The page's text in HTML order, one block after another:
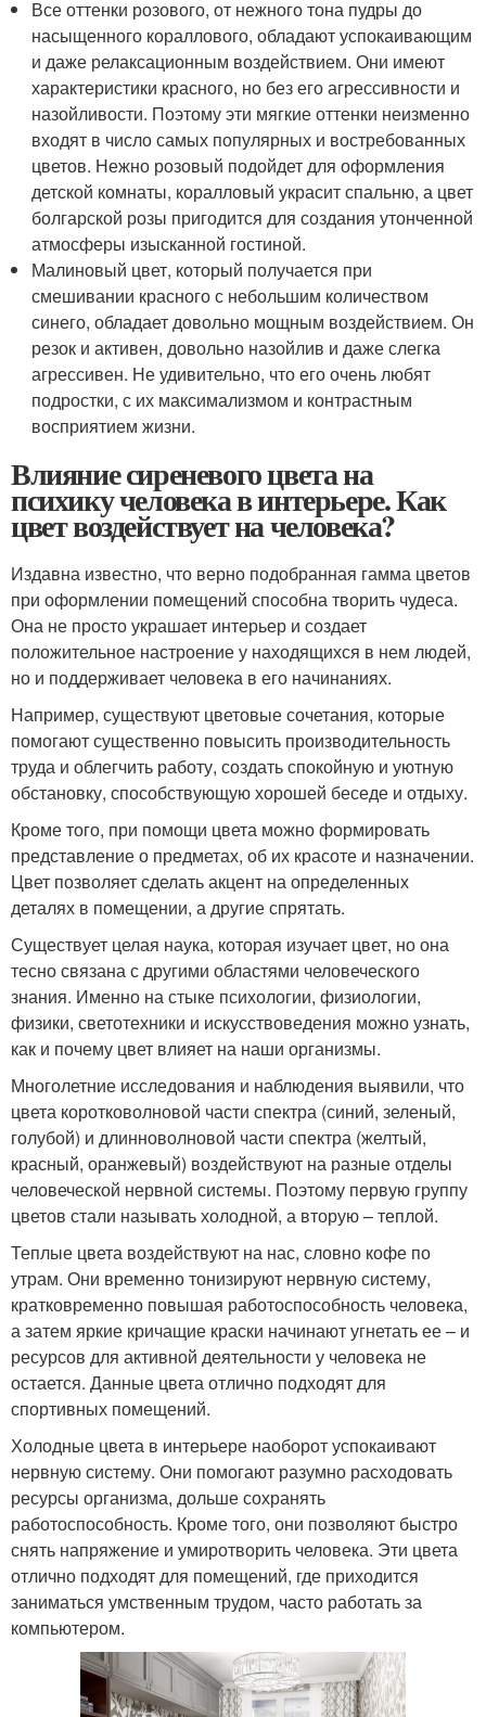
Все оттенки розового, от нежного тона пудры до
насыщенного кораллового, обладают успокаивающим
и даже релаксационным воздействием. Они имеют
характеристики красного, но без его агрессивности и
назойливости. Поэтому эти мягкие оттенки неизменно
входят в число самых популярных и востребованных
цветов. Нежно розовый подойдет для оформления
детской комнаты, коралловый украсит спальню, а цвет
болгарской розы пригодится для создания утонченной
атмосферы изысканной гостиной.
Малиновый цвет, который получается при
смешивании красного с небольшим количеством
синего, обладает довольно мощным воздействием. Он
резок и активен, довольно назойлив и даже слегка
агрессивен. Не удивительно, что его очень любят
подростки, с их максимализмом и контрастным
восприятием жизни.
Влияние сиреневого цвета на
психику человека в интерьере. Как
цвет воздействует на человека?
Издавна известно, что верно подобранная гамма цветов
при оформлении помещений способна творить чудеса.
Она не просто украшает интерьер и создает
положительное настроение у находящихся в нем людей,
но и поддерживает человека в его начинаниях.
Например, существуют цветовые сочетания, которые
помогают существенно повысить производительность
труда и облегчить работу, создать спокойную и уютную
обстановку, способствующую хорошей беседе и отдыху.
Кроме того, при помощи цвета можно формировать
представление о предметах, об их красоте и назначении.
Цвет позволяет сделать акцент на определенных
деталях в помещении, а другие спрятать.
Существует целая наука, которая изучает цвет, но она
тесно связана с другими областями человеческого
знания. Именно на стыке психологии, физиологии,
физики, светотехники и искусствоведения можно узнать,
как и почему цвет влияет на наши организмы.
Многолетние исследования и наблюдения выявили, что
цвета коротковолновой части спектра (синий, зеленый,
голубой) и длинноволновой части спектра (желтый,
красный, оранжевый) воздействуют на разные отделы
человеческой нервной системы. Поэтому первую группу
цветов стали называть холодной, а вторую – теплой.
Теплые цвета воздействуют на нас, словно кофе по
утрам. Они временно тонизируют нервную систему,
кратковременно повышая работоспособность человека,
а затем яркие кричащие краски начинают угнетать ее – и
ресурсов для активной деятельности у человека не
остается. Данные цвета отлично подходят для
спортивных помещений.
Холодные цвета в интерьере наоборот успокаивают
нервную систему. Они помогают разумно расходовать
ресурсы организма, дольше сохранять
работоспособность. Кроме того, они позволяют быстро
снять напряжение и умиротворить человека. Эти цвета
отлично подходят для помещений, где приходится
заниматься умственным трудом, часто работать за
компьютером.